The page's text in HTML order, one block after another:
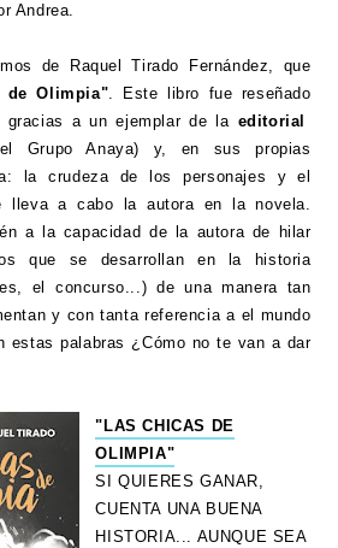
Andrea.
de Raquel Tirado Fernández, que
de Olimpia". Este libro fue reseñado
gracias a un ejemplar de la editorial
Grupo Anaya) y, en sus propias
la crudeza de los personajes y el
lleva a cabo la autora en la novela.
a la capacidad de la autora de hilar
que se desarrollan en la historia
el concurso...) de una manera tan
y con tanta referencia a el mundo
estas palabras ¿Cómo no te van a dar
"LAS CHICAS DE
OLIMPIA"
SI QUIERES GANAR,
CUENTA UNA BUENA
HISTORIA... AUNQUE SEA